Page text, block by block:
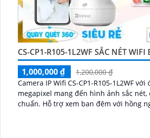
CS-CP1-R105-1L2WF SẮC NÉT WIFI
1,000,000 ₫
1,200,000 ₫
Camera IP Wifi CS-CP1-R105-1L2WF
megapixel mang đến hình ảnh sắc
chuẩn. Hỗ trợ xem ban đêm với hồng